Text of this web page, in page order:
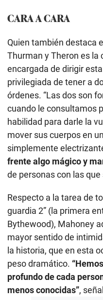
CARA A CARA
Quien también destaca
Thurman y Theron es la
encargada de dirigir
privilegiada de tener a
órdenes. “Las dos son
cuando le consultamos
habilidad para darle la
mover sus cuerpos en
simplemente
frente algo mágico y
de personas con las que
Respecto a la tarea de
guardia 2” (la primera
Bythewood), Mahoney
mayor sentido de
la historia, que en esta
peso dramático.
profundo de cada
menos conocidas”,